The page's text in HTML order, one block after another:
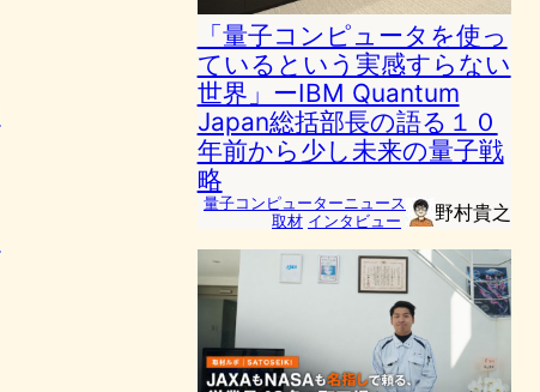
「量子コンピュータを使っ
ているという実感すらない
世界」ーIBM Quantum
Japan総括部長の語る１０
年前から少し未来の量子戦
略
量子コンピューターニュース
取材 インタビュー 野村貴之